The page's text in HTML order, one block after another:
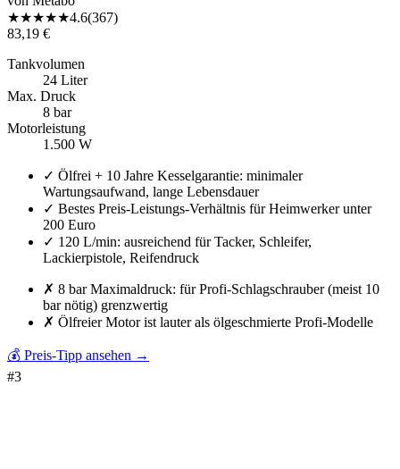
★★★★★4.6(367)
83,19 €
Tankvolumen
24 Liter
Max. Druck
8 bar
Motorleistung
1.500 W
✓ Ölfrei + 10 Jahre Kesselgarantie: minimaler
Wartungsaufwand, lange Lebensdauer
✓ Bestes Preis-Leistungs-Verhältnis für Heimwerker unter
200 Euro
✓ 120 L/min: ausreichend für Tacker, Schleifer,
Lackierpistole, Reifendruck
✗ 8 bar Maximaldruck: für Profi-Schlagschrauber (meist 10
bar nötig) grenzwertig
✗ Ölfreier Motor ist lauter als ölgeschmierte Profi-Modelle
💰 Preis-Tipp ansehen →
#3